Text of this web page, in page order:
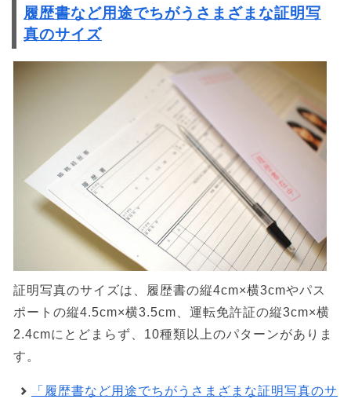
履歴書など用途でちがうさまざまな証明写
真のサイズ
証明写真のサイズは、履歴書の縦4cm×横3cmやパス
ポートの縦4.5cm×横3.5cm、運転免許証の縦3cm×横
2.4cmにとどまらず、10種類以上のパターンがありま
す。
「履歴書など用途でちがうさまざまな証明写真のサ